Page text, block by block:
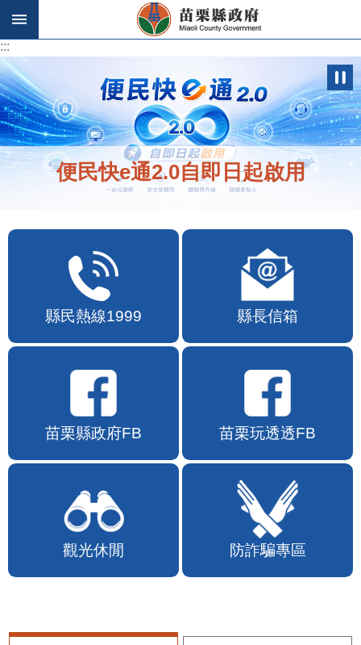
跳到主要內容區塊
:::
:::
便民快e通2.0自即日起啟用
縣民熱線1999 縣長信箱
苗栗縣政府FB 苗栗玩透透FB
觀光休閒 防詐騙專區